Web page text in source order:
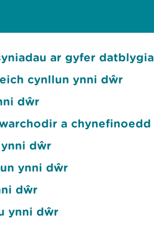
ar gyfer
cynllun ynni dŵr
dŵr
a
dŵr
ynni dŵr
dŵr
ynni dŵr